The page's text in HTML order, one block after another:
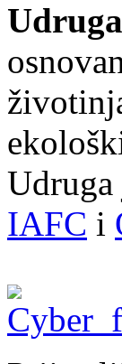
Udruga
IAFC i